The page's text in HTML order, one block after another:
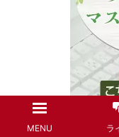
MENU ラ